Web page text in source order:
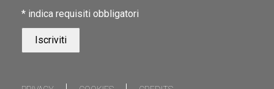
* indica requisiti obbligatori